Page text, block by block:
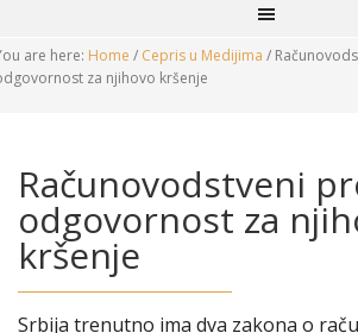
are here: Home / Cepris u Medijima /
za njihovo kršenje
Računovodstveni
odgovornost za
kršenje
Srbija trenutno ima dva zakona o